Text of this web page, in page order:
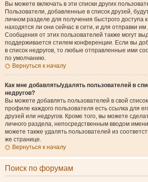
Вы можете включать в эти списки других
Пользователи, добавленные в список друзей,
личном разделе для получения быстрого доступа
находятся ли они сейчас в сети, и для отправки
Сообщения от этих пользователей также могут
поддерживается стилем конференции. Если вы
в список недругов, то любые отправленные ими
по умолчанию.
Вернуться к началу
Как мне добавлять/удалять пользователей в
недругов?
Вы можете добавлять пользователей в свой
профиле каждого пользователя есть ссылка для
друзей или недругов. Кроме того, вы можете
личного раздела, непосредственным вводом
можете также удалять пользователей из
же странице.
Вернуться к началу
Поиск по форумам